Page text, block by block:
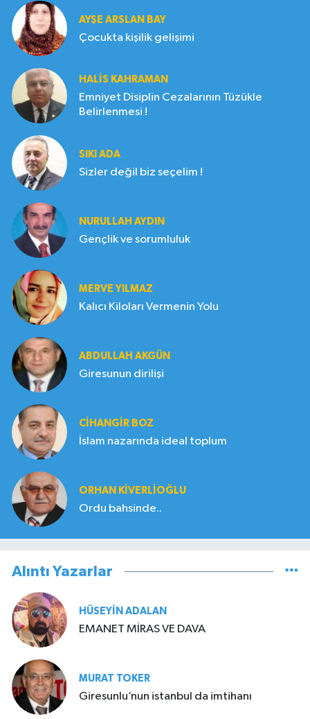
AYŞE ARSLAN BAY
Çocukta kişilik gelişimi
HALIS KAHRAMAN
Emniyet Disiplin Cezalarının Tüzükle
Belirlenmesi !
SIKI ADA
Sizler değil biz seçelim !
NURULLAH AYDIN
Gençlik ve sorumluluk
MERVE YILMAZ
Kalıcı Kiloları Vermenin Yolu
ABDULLAH AKGÜN
Giresunun dirilişi
CIHANGIR BOZ
İslam nazarında ideal toplum
ORHAN KIVERLIOĞLU
Ordu bahsinde..
Alıntı Yazarlar
HÜSEYIN ADALAN
EMANET MİRAS VE DAVA
MURAT TOKER
Giresunlu’nun istanbul da imtihanı